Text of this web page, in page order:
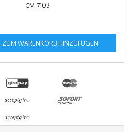
CM-7103
ZUM WARENKORB HINZUFÜGEN